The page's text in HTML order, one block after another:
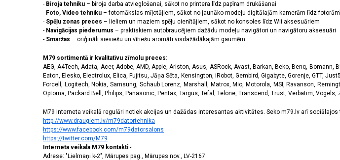
- Biroja tehniku – biroja darba atvieglošanai, sākot no printera līdz papīram drukāšanai
- Foto, Video tehniku – fotomākslas mīļotājiem, sākot no jaunāko modeļu digitālajām kamerām līdz
- Spēļu zonas preces – lieliem un maziem spēļu cienītājiem, sākot no konsoles līdz Wii aksesuāriem
- Navigācijas piederumus – praktiskiem autobraucējiem dažādu modeļu navigātori un navigātoru aksesuāri
- Smaržas – oriģināli sieviešu un vīriešu aromāti visdažādākajām gaumēm
M79 sortimentā ir kvalitatīvu zīmolu preces:
AEG, A4Tech, Adata, Acer, Adobe, AMD, Apple, Ariston, Asus, ASRock, Avast, Barkan, Beko, Benq,
Eaton, Elesko, Electrolux, Elica, Fujitsu, Jāņa Sēta, Kensington, iRobot, Gembird, Gigabyte, Gorenje, GTT,
Forcell, Logitech, Nokia, Samsung, Schaub Lorenz, Marshall, Matrox, Mio, Motorola, MSI, Ravanson,
Optoma, Packard Bell, Philips, Panasonic, Pentax, Targus, Tefal, Telone, Transcend, Trust, Verbatim,
M79 interneta veikalā regulāri notiek akcijas un dažādas interesantas aktivitātes. Seko m79.lv arī sociālajos
http://www.draugiem.lv/m79datortehnika
https://www.facebook.com/m79datorsalons
https://twitter.com/M79
Interneta veikala M79 kontakti -
Adrese: "Lielmaņi k-2", Mārupes pag., Mārupes nov., LV-2167